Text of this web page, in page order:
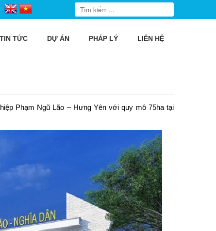
TIN TỨC DỰ ÁN PHÁP LÝ LIÊN HỆ
Phạm Ngũ Lão – Hưng Yên với quy mô 75ha tại